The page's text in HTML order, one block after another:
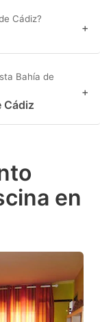
Cádiz?
+
Bahía de
Cádiz
+
en